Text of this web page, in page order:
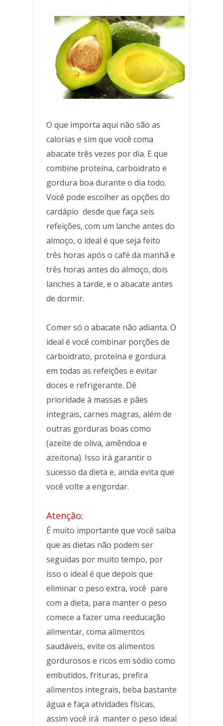
O que importa aqui não são as
calorias e sim que você coma
abacate três vezes por dia. E que
combine proteína, carboidrato e
gordura boa durante o dia todo.
Você pode escolher as opções do
cardápio desde que faça seis
refeições, com um lanche antes do
almoço, o ideal é que seja feito
três horas após o café da manhã e
três horas antes do almoço, dois
lanches à tarde, e o abacate antes
de dormir.
Comer só o abacate não adianta. O
ideal é você combinar porções de
carboidrato, proteína e gordura
em todas as refeições e evitar
doces e refrigerante. Dê
prioridade à massas e pães
integrais, carnes magras, além de
outras gorduras boas como
(azeite de oliva, amêndoa e
azeitona). Isso irá garantir o
sucesso da dieta e, ainda evita que
você volte a engordar.
Atenção:
É muito importante que você saiba
que as dietas não podem ser
seguidas por muito tempo, por
isso o ideal é que depois que
eliminar o peso extra, você pare
com a dieta, para manter o peso
comece a fazer uma reeducação
alimentar, coma alimentos
saudáveis, evite os alimentos
gordurosos e ricos em sódio como
embutidos, frituras, prefira
alimentos integrais, beba bastante
água e faça atividades físicas,
assim você irá manter o peso ideal